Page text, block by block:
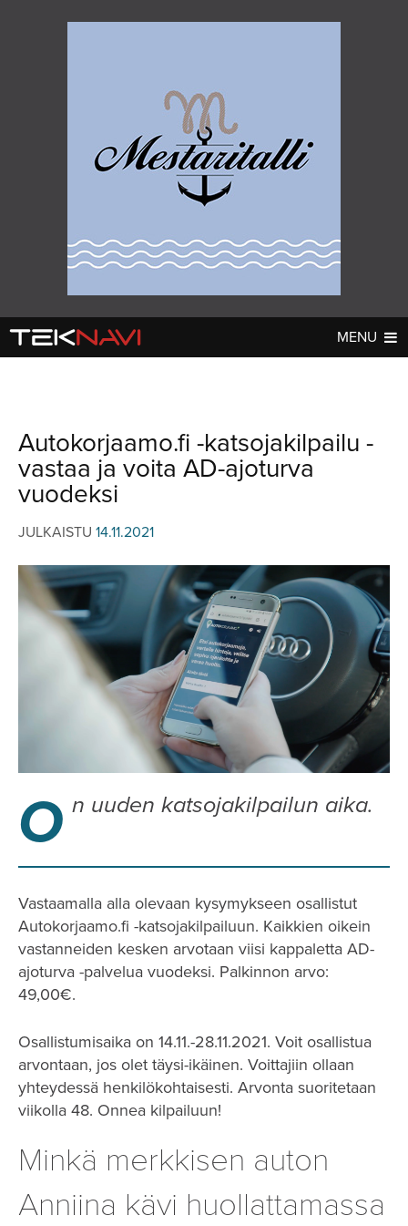
MENU
AJETUT
KOMMENTTI
HUHUT
TESTIT
KILPAILUT
TV-OHJELMA
HAKU
Hae
Autokorjaamo.fi -katsojakilpailu -
vastaa ja voita AD-ajoturva
vuodeksi
JULKAISTU 14.11.2021
O n uuden katsojakilpailun aika.
Vastaamalla alla olevaan kysymykseen osallistut
Autokorjaamo.fi -katsojakilpailuun. Kaikkien oikein
vastanneiden kesken arvotaan viisi kappaletta AD-
ajoturva -palvelua vuodeksi. Palkinnon arvo:
49,00€.
Osallistumisaika on 14.11.-28.11.2021. Voit osallistua
arvontaan, jos olet täysi-ikäinen. Voittajiin ollaan
yhteydessä henkilökohtaisesti. Arvonta suoritetaan
viikolla 48. Onnea kilpailuun!
Minkä merkkisen auton
Anniina kävi huollattamassa